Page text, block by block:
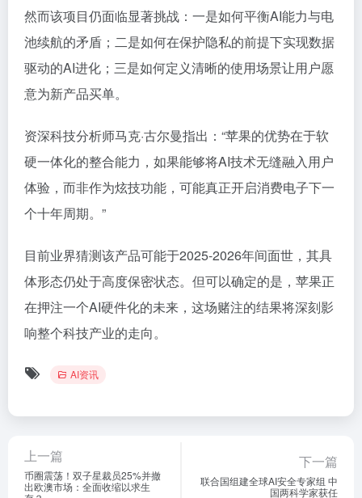
然而该项目仍面临显著挑战：一是如何平衡AI能力与电
池续航的矛盾；二是如何在保护隐私的前提下实现数据
驱动的AI进化；三是如何定义清晰的使用场景让用户愿
意为新产品买单。
资深科技分析师马克·古尔曼指出：“苹果的优势在于软
硬一体化的整合能力，如果能够将AI技术无缝融入用户
体验，而非作为炫技功能，可能真正开启消费电子下一
个十年周期。”
目前业界猜测该产品可能于2025-2026年间面世，其具
体形态仍处于高度保密状态。但可以确定的是，苹果正
在押注一个AI硬件化的未来，这场赌注的结果将深刻影
响整个科技产业的走向。
AI资讯
上一篇
币圈震荡！双子星裁员25%并撤
出欧澳市场：全面收缩以求生
下一篇
联合国组建全球AI安全专家组 中
国两科学家获任